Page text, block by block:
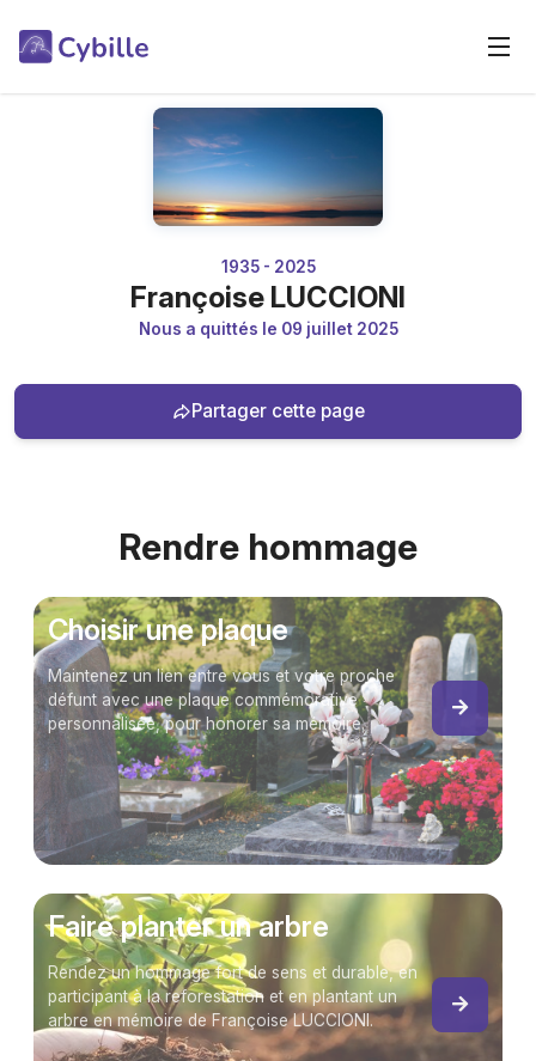
1935 - 2025
Françoise LUCCIONI
Nous a quittés le 09 juillet 2025
Partager cette page
Rendre hommage
Choisir une plaque
Maintenez un lien entre vous et votre proche
défunt avec une plaque commémorative
personnalisée, pour honorer sa mémoire.
Faire planter un arbre
Rendez un hommage fort de sens et durable, en
participant à la reforestation et en plantant un
arbre en mémoire de Françoise LUCCIONI.